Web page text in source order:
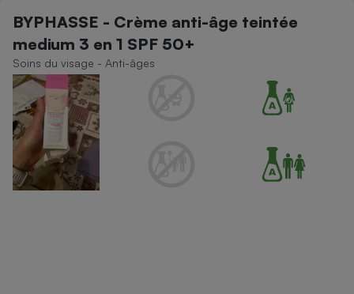
BYPHASSE - Crème anti-âge teintée
medium 3 en 1 SPF 50+
Soins du visage - Anti-âges